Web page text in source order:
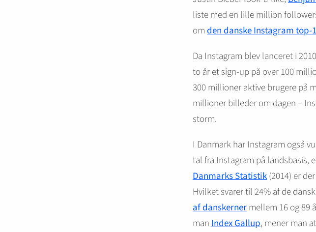
liste med en lille million
omden danske Instagram top-
Da Instagram blev lanceret i
to år et sign-up på over 100
300 millioner aktive brugere på
millioner billeder om dagen –
storm.
I Danmark har Instagram også
tal fra Instagram på landsbasis,
Danmarks Statistik(2014) er
Hvilket svarer til 24% af de
af danskernermellem 16 og 89
manIndex Gallup, mener man